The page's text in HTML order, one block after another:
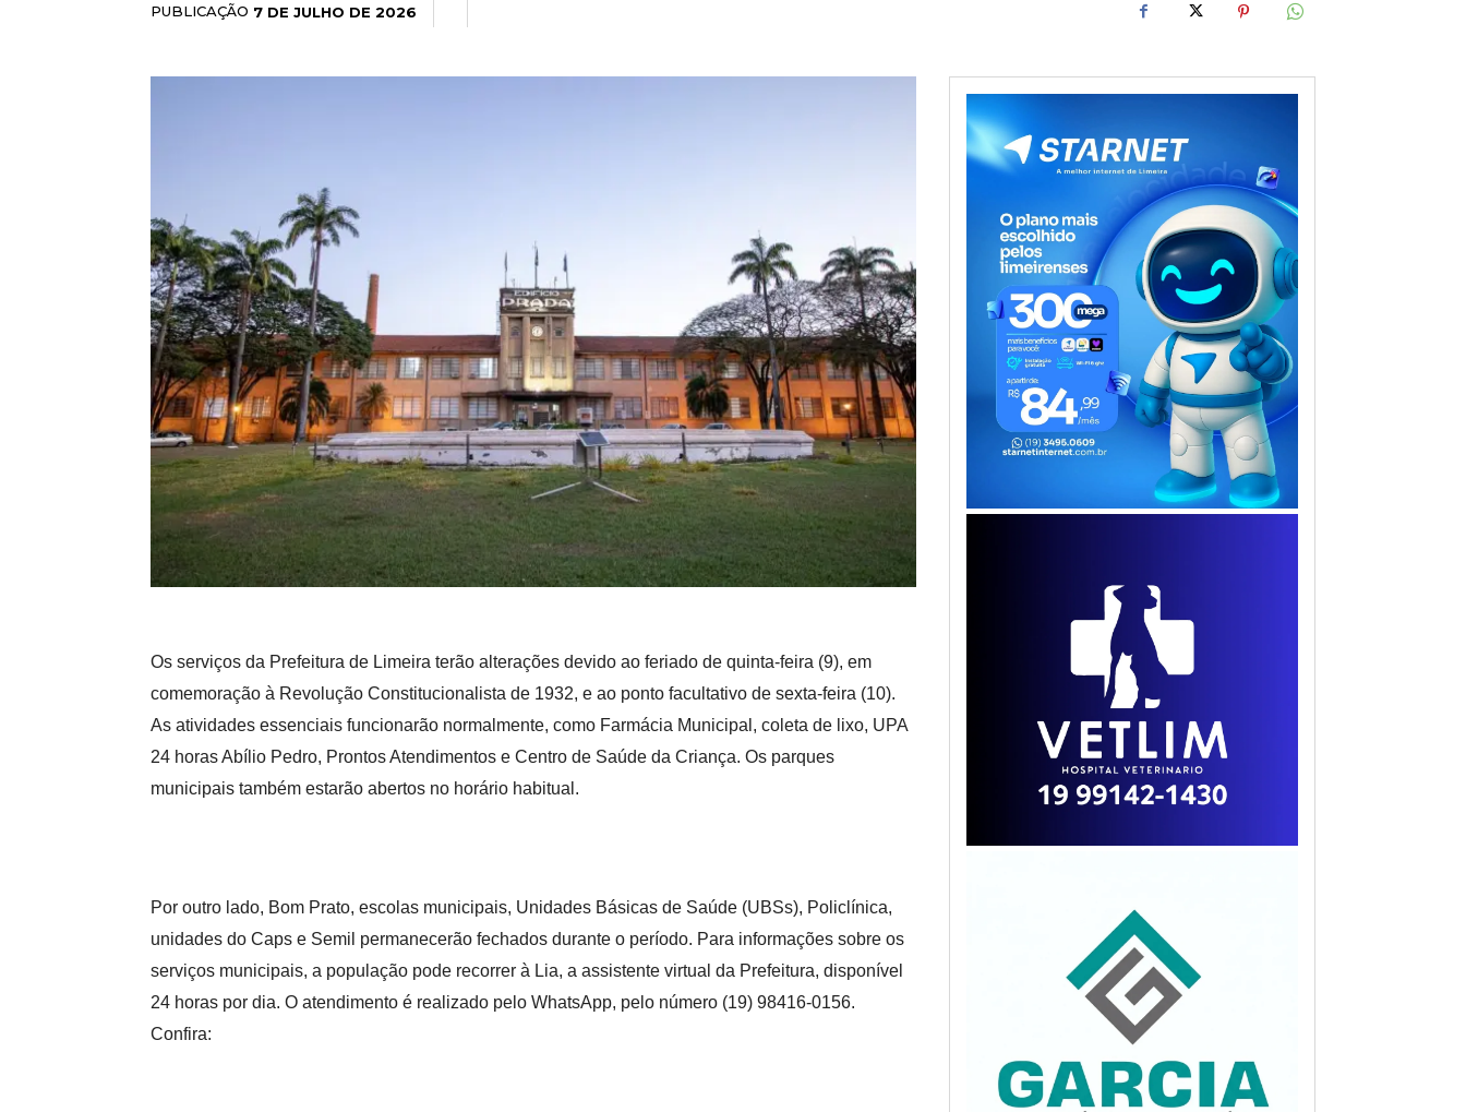
PUBLICAÇÃO 7 DE JULHO DE 2026
Os serviços da Prefeitura de Limeira terão alterações devido ao feriado de quinta-feira (9), em
comemoração à Revolução Constitucionalista de 1932, e ao ponto facultativo de sexta-feira (10).
As atividades essenciais funcionarão normalmente, como Farmácia Municipal, coleta de lixo, UPA
24 horas Abílio Pedro, Prontos Atendimentos e Centro de Saúde da Criança. Os parques
municipais também estarão abertos no horário habitual.
Por outro lado, Bom Prato, escolas municipais, Unidades Básicas de Saúde (UBSs), Policlínica,
unidades do Caps e Semil permanecerão fechados durante o período. Para informações sobre os
serviços municipais, a população pode recorrer à Lia, a assistente virtual da Prefeitura, disponível
24 horas por dia. O atendimento é realizado pelo WhatsApp, pelo número (19) 98416-0156.
Confira: